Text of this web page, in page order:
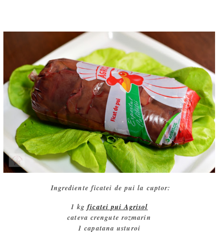
Ingrediente ficatei de pui la cuptor:
1 kgficatei pui Agrisol
cateva crengute rozmarin
1 capatana usturoi